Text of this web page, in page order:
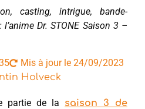
casting, intrigue, bande-
Dr. STONE Saison 3 –
Mis à jour le 24/09/2023
Holveck
partie de la saison 3 de